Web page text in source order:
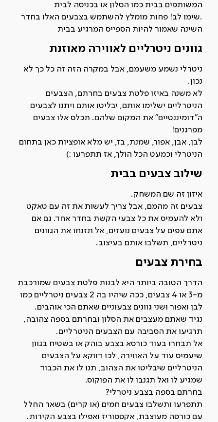
המשותפים בבית כמו הסלון או בכניסה לבית
.שימו לב! פחות מומלץ להשתמש בצבעים האלו בחדר
השינה שאמור להיות הספייס המרגיע בבית
גוונים ניטרליים לאווירה מאוזנת
ניטרלי נשמע משעמם, אבל במקרה הזה זה כל כך לא
נכון.
לא משנה באיזו פלטת צבעים בחרתם, הצבעים
הניטרליים ישלימו אותם, יבליטו אותם ויתנו לצבעים
ה"דומיננטיים" את המקום שלהם. תכלס אלו צבעים
מפרגנים!
לבן, אבן, אפור, שמנת, בז, יש מלא אופציות כאן בתחום
הניטרלי וכמעט הכל הולך, אז תתפרעו :)
שילוב צבעים בבית
איזון זה שם המשחק.
צבעים זה מהמם, אבל צריך לעשות את זה עם טאקט
ולא להעמיס את כל צבעי הקשת בחדר אחד. גם אם
אתם עפים על צבעים נועזים, אל תזנחו את הגוונים
ניטרליים, תשלבו אותם בעיצוב.
בחירת צבעים
הדרך הטובה ביותר היא לבנות פלטת צבעים שמורכבת
מ-3 או 4 צבעים, ככה שיהיו בה 2 צבעים ניטרליים כמו
לבן ואפור ושני גוונים צבעוניים שאתם הכי אוהבים.
נגיד שאתם מעצבים את הסלון ובחרתם בספה צהובה,
תרגיעו את הסביבה עם הצבעים הניטרליים.
אל תבחרו בעוד כורסא בצבע בוהק או בשטיח בגוון
שיעמיס עוד על האווירה, לכו דווקא על הצבעים
הניטרליים שיבליטו את הצהוב, תנו לו את הכבוד
שמגיע לו ואל תגנבו לו את הפוקוס.
בחרתם בספה בצבע ניטרלי?
תתפרעו ותשלבו צבעים חמים (או קרים) בשאר החלל
עם כורסה מעוצבת, אקססוריז ואפילו בצבע הקירות.